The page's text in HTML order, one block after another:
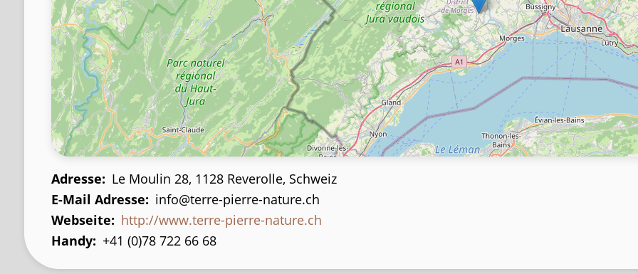
Adresse
Le Moulin 28, 1128 Reverolle, Schweiz
E-Mail Adresse
info@terre-pierre-nature.ch
Webseite
http://www.terre-pierre-nature.ch
Handy
+41 (0)78 722 66 68